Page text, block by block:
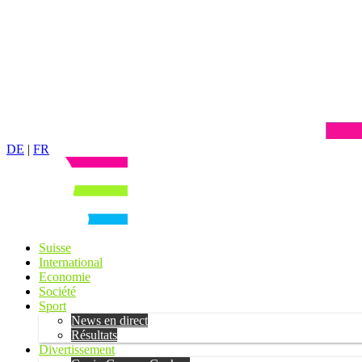
DE | FR
Suisse
International
Economie
Société
Sport
News en direct
Résultats
Divertissement